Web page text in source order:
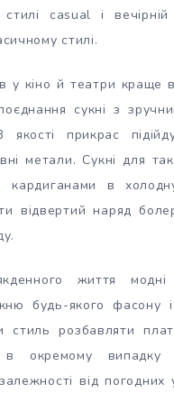
casual і вечірній
стилі.
у кіно й театри краще
сукні з
прикрас
метали. Сукні для
кардиганами в
відвертий наряд
життя модні
будь-якого
стиль розбавляти
окремому випадку
від погодних